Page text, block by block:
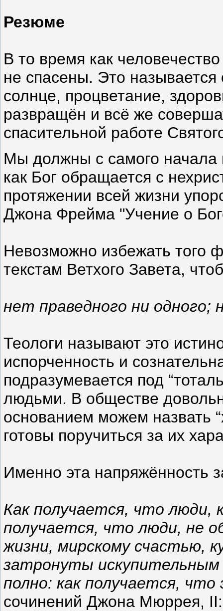
Резюме
В то время как
не спасены. Это
солнце, процветание,
развращён и всё же
спасительной работе
Мы должны с самого начала
как Бог обращается с
протяжении всей жизни
Джона Фрейма "Учение о
Невозможно избежать того
текстам Ветхого Завета,
нет праведного ни
Теологи называют это
испорченность и
подразумевается под
людьми. В обществе
основанием можем назвать
готовы поручиться за их
Именно эта напряжённость
Как получается, что люди,
получается, что люди, не
жизни, мирскому счастью,
затронуты искупительным
полно: как получается,
сочинений Джона Мюррея,